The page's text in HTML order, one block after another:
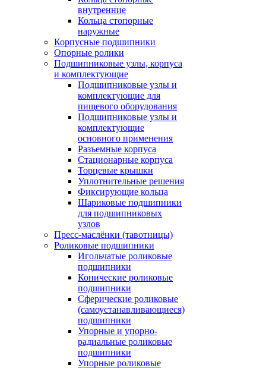
внутренние
Кольца стопорные
наружные
Корпусные подшипники
Опорные ролики
Подшипниковые узлы, корпуса
и комплектующие
Подшипниковые узлы и
комплектующие для
пищевого оборудования
Подшипниковые узлы и
комплектующие
основного применения
Разъемные корпуса
Стационарные корпуса
Торцевые крышки
Уплотнительные решения
Фиксирующие кольца
Шариковые подшипники
для подшипниковых
узлов
Пресс-маслёнки (тавотницы)
Роликовые подшипники
Игольчатые роликовые
подшипники
Конические роликовые
подшипники
Сферические роликовые
(самоустанавливающиеся)
подшипники
Упорные и упорно-
радиальные роликовые
подшипники
Упорные роликовые